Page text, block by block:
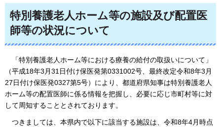
特別養護老人ホーム等の施設及び配置医
師等の状況について
「特別養護老人ホーム等における療養の給付の取扱いについて」
（平成18年3月31日付け保医発第0331002号、最終改定令和8年3月
27日付け保医発0327第5号）により、都道府県知事は特別養護老人
ホーム等の配置医師に係る情報を把握し、必要に応じ市町村等に対
して周知することとされております。
つき ましては、本県内で以下に該当する施設は、令和8年4月時点